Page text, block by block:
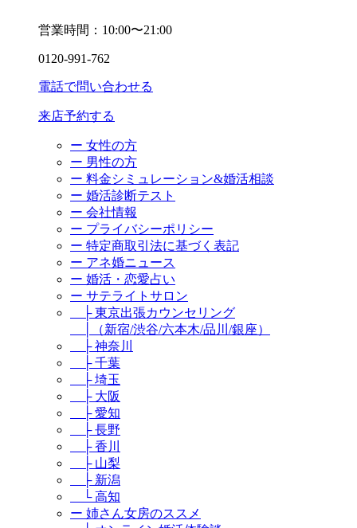
営業時間：10:00〜21:00
0120-991-762
電話で問い合わせる
来店予約する
ー 女性の方
ー 男性の方
ー 料金シミュレーション&婚活相談
ー 婚活診断テスト
ー 会社情報
ー プライバシーポリシー
ー 特定商取引法に基づく表記
ー アネ婚ニュース
ー 婚活・恋愛占い
ー サテライトサロン
├ 東京出張カウンセリング
│（新宿/渋谷/六本木/品川/銀座）
├ 神奈川
├ 千葉
├ 埼玉
├ 大阪
├ 愛知
├ 長野
├ 香川
├ 山梨
├ 新潟
└ 高知
ー 姉さん女房のススメ